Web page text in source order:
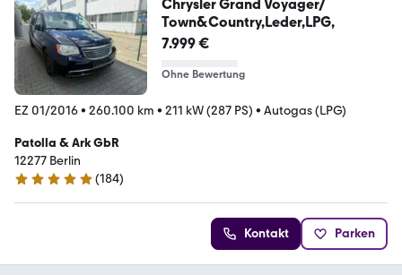
Chrysler Grand Voyager/
Town&Country,Leder,LPG,
7.999 €
Ohne Bewertung
EZ 01/2016• 260.100 km • 211 kW (287 PS) • Autogas (LPG)
Patolla & Ark GbR
12277 Berlin
4.9 Sterne
(184)
Kontakt Parken